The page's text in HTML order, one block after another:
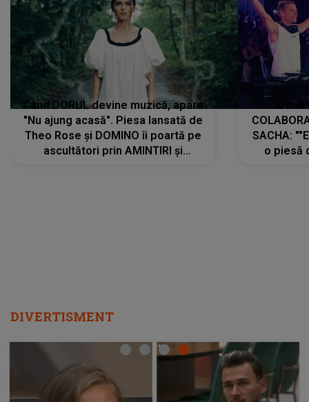
Când DORUL devine muzică, apare
"Nu ajung acasă". Piesa lansată de
Theo Rose și DOMINO îi poartă pe
ascultători prin AMINTIRI și
SACHA:
o piesă
DIVERTISMENT